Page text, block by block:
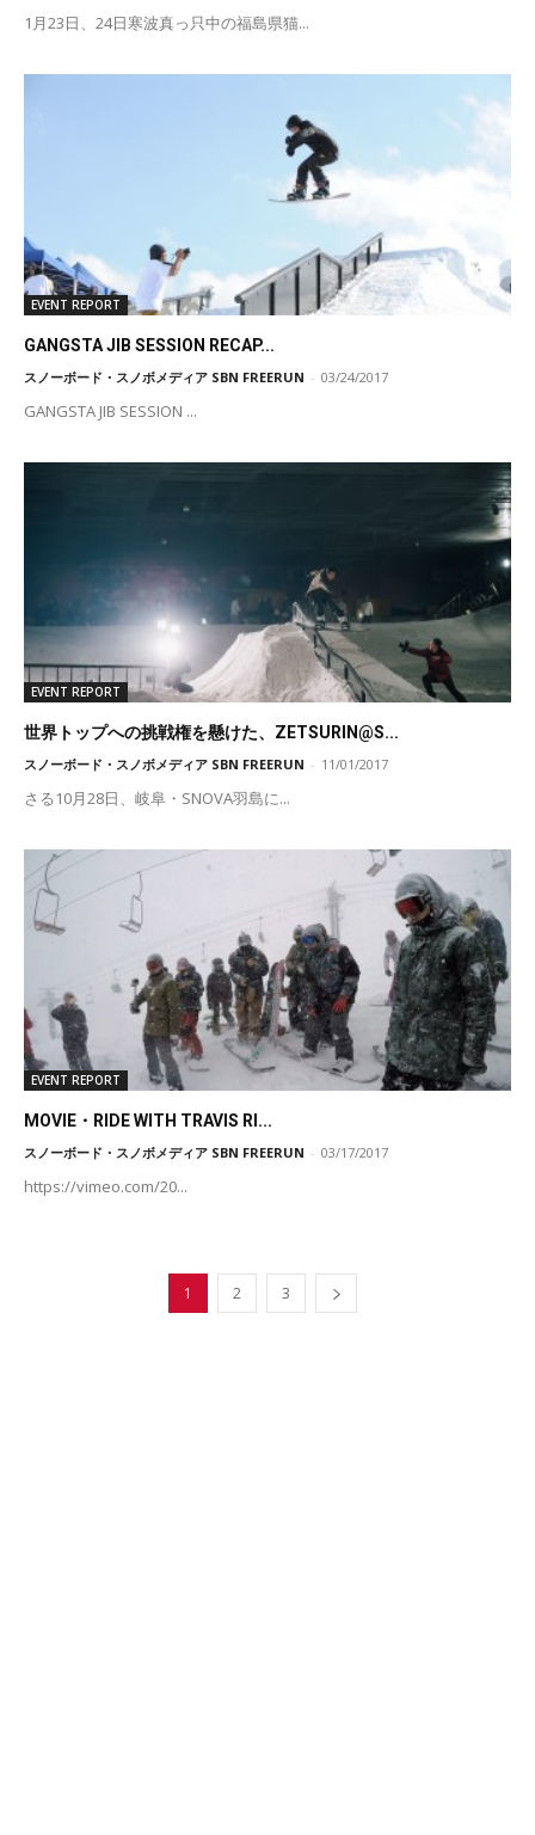
1月23日、24日寒波真っ只中の福島県猫...
EVENT REPORT
GANGSTA JIB SESSION RECAP...
スノーボード・スノボメディア SBN FREERUN - 03/24/2017
GANGSTA JIB SESSION ...
EVENT REPORT
世界トップへの挑戦権を懸けた、ZETSURIN@S...
スノーボード・スノボメディア SBN FREERUN - 11/01/2017
さる10月28日、岐阜・SNOVA羽島に...
EVENT REPORT
MOVIE・RIDE WITH TRAVIS RI...
スノーボード・スノボメディア SBN FREERUN - 03/17/2017
https://vimeo.com/20...
1 2 3